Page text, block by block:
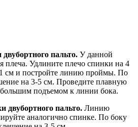
пальто. У данной
плеча. Удлините плечо спинки на 4
см и постройте линию проймы. По
на 3-5 см. Проведите плавную
подъемом к линии бока.
двубортного пальто. Линию
аналогично спинке. По боку